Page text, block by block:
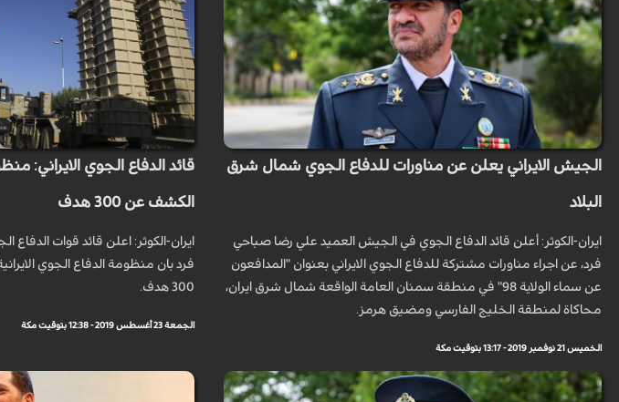
الجيش الايراني يعلن عن مناورات للدفاع الجوي شمال شرق
البلاد
ايران-الكوثر: أعلن قائد الدفاع الجوي في الجيش العميد علي رضا صباحي
فرد، عن اجراء مناورات مشتركة للدفاع الجوي الايراني بعنوان "المدافعون
عن سماء الولاية 98" في منطقة سمنان العامة الواقعة شمال شرق ايران،
محاكاة لمنطقة الخليج الفارسي ومضيق هرمز.
الخميس 21 نوفمبر 2019 - 13:17 بتوقيت مكة
الكشف عن 300 هدف
ايران-الكوثر: اعلن قائد قوات الدفاع
300 هدف.
الجمعة 23 أغسطس 2019 - 12:38 بتوقيت مكة